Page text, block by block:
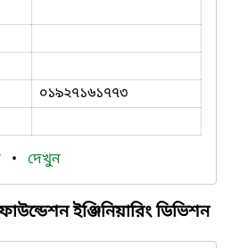
০১৯২৭১৬১৭৭৩
• দেখুন
ইঞ্জিনিয়ারিং ডিভিশন